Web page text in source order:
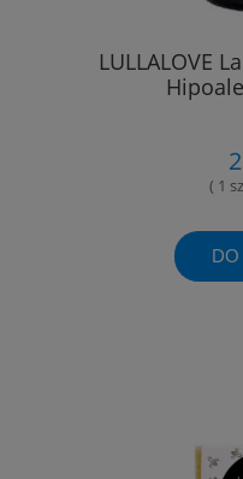
LULLALOVE
( 1